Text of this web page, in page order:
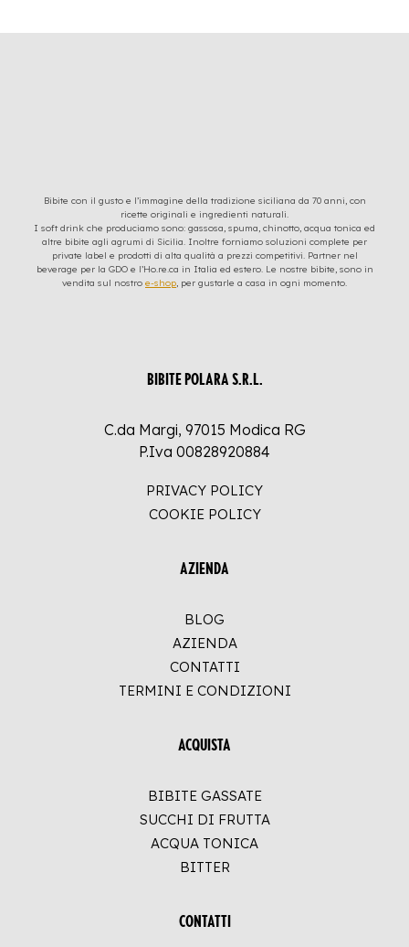
Bibite con il gusto e l’immagine della tradizione siciliana da 70 anni, con
ricette originali e ingredienti naturali.
I soft drink che produciamo sono: gassosa, spuma, chinotto, acqua tonica ed
altre bibite agli agrumi di Sicilia. Inoltre forniamo soluzioni complete per
private label e prodotti di alta qualità a prezzi competitivi. Partner nel
beverage per la GDO e l’Ho.re.ca in Italia ed estero. Le nostre bibite, sono in
vendita sul nostro e-shop, per gustarle a casa in ogni momento.
BIBITE POLARA S.R.L.
C.da Margi, 97015 Modica RG
P.Iva 00828920884
PRIVACY POLICY
COOKIE POLICY
AZIENDA
BLOG
AZIENDA
CONTATTI
TERMINI E CONDIZIONI
ACQUISTA
BIBITE GASSATE
SUCCHI DI FRUTTA
ACQUA TONICA
BITTER
CONTATTI